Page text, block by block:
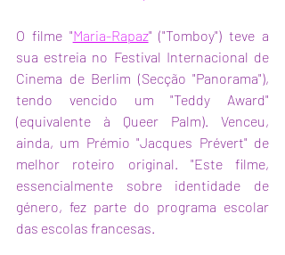
O filme "Maria-Rapaz" ("Tomboy") teve a
sua estreia no Festival Internacional de
Cinema de Berlim (Secção "Panorama"),
tendo vencido um "Teddy Award"
(equivalente à Queer Palm). Venceu,
ainda, um Prémio "Jacques Prévert" de
melhor roteiro original. "Este filme,
essencialmente sobre identidade de
género, fez parte do programa escolar
das escolas francesas.